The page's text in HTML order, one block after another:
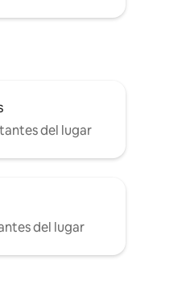
del lugar
del lugar